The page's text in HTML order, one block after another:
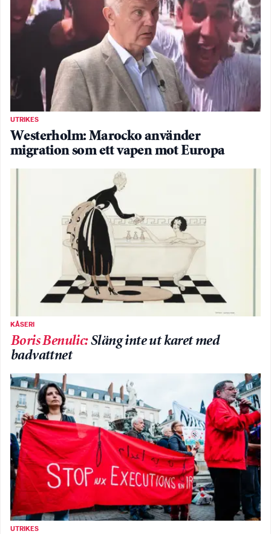
UTRIKES
Westerholm: Marocko använder
migration som ett vapen mot Europa
KÅSERI
Boris Benulic:Släng inte ut karet med
badvattnet
UTRIKES